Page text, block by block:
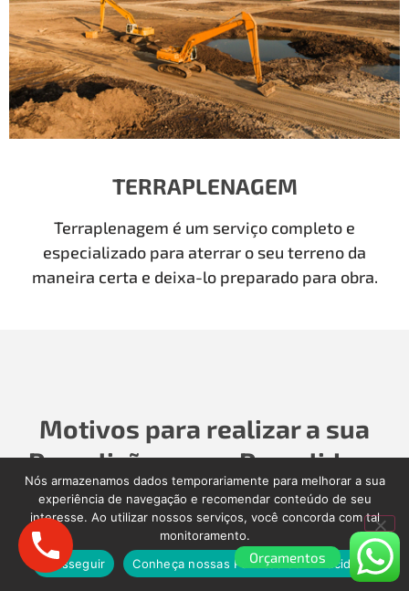
TERRAPLENAGEM
Terraplenagem é um serviço completo e
especializado para aterrar o seu terreno da
maneira certa e deixa-lo preparado para obra.
Motivos para realizar a sua
Demolição com a Demolidora
como Antigamente
Para realizar a sua Demolição, Limpeza Pós-Obra,
Limpeza Pós-enchente, é importante contratar
Orçamentos
Nós armazenamos dados temporariamente para melhorar a sua
experiência de navegação e recomendar conteúdo de seu
interesse. Ao utilizar nossos serviços, você concorda com tal
monitoramento.
Prosseguir
Conheça nossas Políticas de Privacidade.